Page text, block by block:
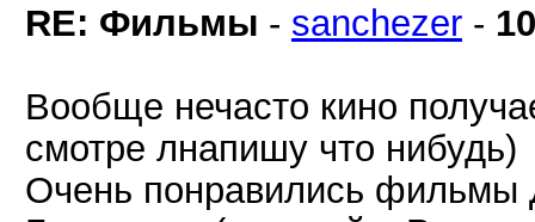
RE: Фильмы - sanchezer -
Вообще нечасто кино
смотре лнапишу что нибудь)
Очень понравились фильмы